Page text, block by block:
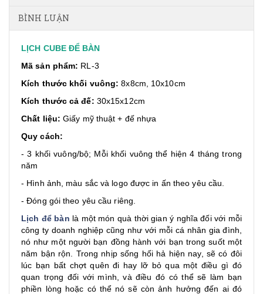
BÌNH LUẬN
LỊCH CUBE ĐỂ BÀN
Mã sản phẩm: RL-3
Kích thước khối vuông: 8x8cm, 10x10cm
Kích thước cả đế: 30x15x12cm
Chất liệu: Giấy mỹ thuật + đế nhựa
Quy cách:
- 3 khối vuông/bộ; Mỗi khối vuông thể hiện 4 tháng trong
năm
- Hình ảnh, màu sắc và logo được in ấn theo yêu cầu.
- Đóng gói theo yêu cầu riêng.
Lịch để bàn là một món quà thời gian ý nghĩa đối với mỗi
công ty doanh nghiệp cũng như với mỗi cá nhân gia đình,
nó như một người bạn đồng hành với bạn trong suốt một
năm bận rộn. Trong nhịp sống hối hả hiện nay, sẽ có đôi
lúc bạn bất chợt quên đi hay lỡ bỏ qua một điều gì đó
quan trọng đối với mình, và điều đó có thể sẽ làm bạn
phiền lòng hoặc có thể nó sẽ còn ảnh hưởng đến ai đó